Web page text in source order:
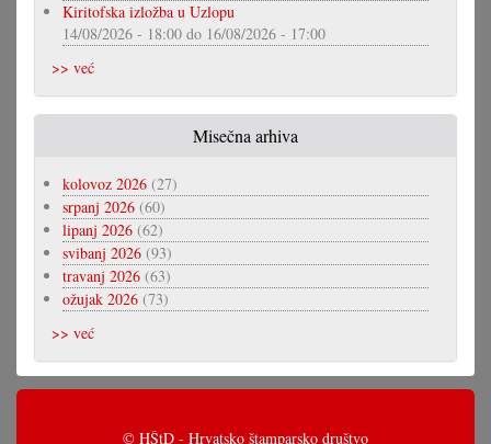
Kiritofska izložba u Uzlopu
14/08/2026 - 18:00 do 16/08/2026 - 17:00
>> već
Misečna arhiva
kolovoz 2026 (27)
srpanj 2026 (60)
lipanj 2026 (62)
svibanj 2026 (93)
travanj 2026 (63)
ožujak 2026 (73)
>> već
© HŠtD - Hrvatsko štamparsko društvo